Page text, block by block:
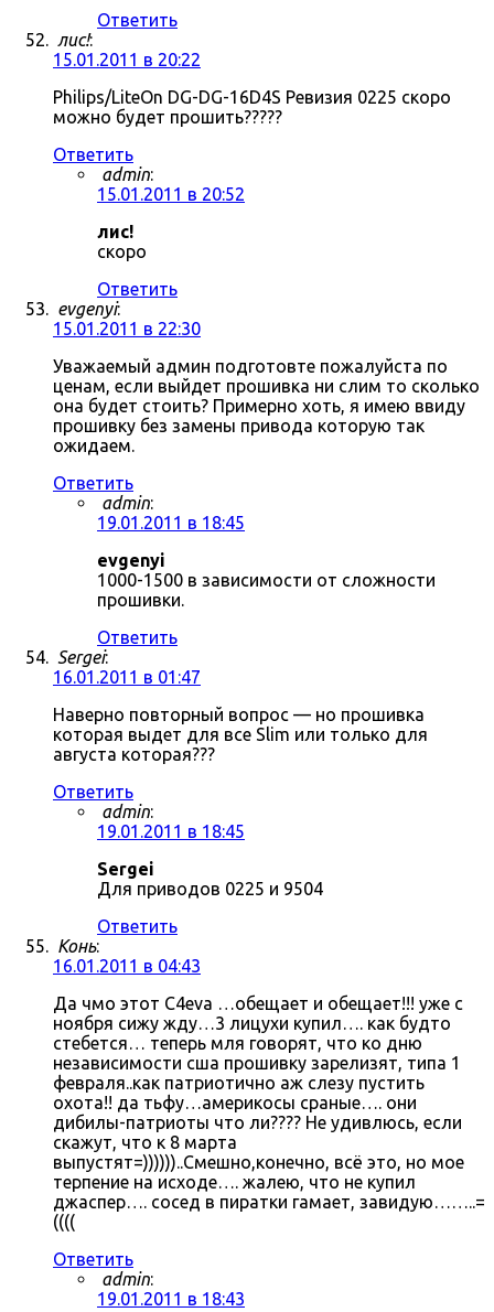
Ответить
лис!:
15.01.2011 в 20:22
Philips/LiteOn DG-DG-16D4S Ревизия 0225 скоро
можно будет прошить?????
Ответить
admin:
15.01.2011 в 20:52
лис!
скоро
Ответить
evgenyi:
15.01.2011 в 22:30
Уважаемый админ подготовте пожалуйста по
ценам, если выйдет прошивка ни слим то сколько
она будет стоить? Примерно хоть, я имею ввиду
прошивку без замены привода которую так
ожидаем.
Ответить
admin:
19.01.2011 в 18:45
evgenyi
1000-1500 в зависимости от сложности
прошивки.
Ответить
Sergei:
16.01.2011 в 01:47
Наверно повторный вопрос — но прошивка
которая выдет для все Slim или только для
августа которая???
Ответить
admin:
19.01.2011 в 18:45
Sergei
Для приводов 0225 и 9504
Ответить
Конь:
16.01.2011 в 04:43
Да чмо этот C4eva …обещает и обещает!!! уже с
ноября сижу жду…3 лицухи купил…. как будто
стебется… теперь мля говорят, что ко дню
независимости сша прошивку зарелизят, типа 1
февраля..как патриотично аж слезу пустить
охота!! да тьфу…америкосы сраные…. они
дибилы-патриоты что ли???? Не удивлюсь, если
скажут, что к 8 марта
выпустят=))))))..Смешно,конечно, всё это, но мое
терпение на исходе…. жалею, что не купил
джаспер…. сосед в пиратки гамает, завидую……..=
((((
Ответить
admin:
19.01.2011 в 18:43